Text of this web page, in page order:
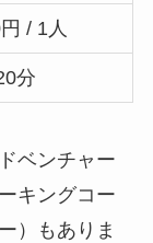
/ 1人
分
ベンチャー
キングコー
）もありま